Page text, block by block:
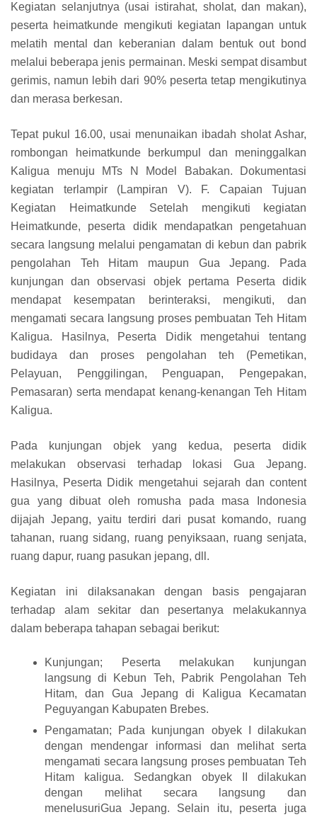
Kegiatan selanjutnya (usai istirahat, sholat, dan makan),
peserta heimatkunde mengikuti kegiatan lapangan untuk
melatih mental dan keberanian dalam bentuk out bond
melalui beberapa jenis permainan. Meski sempat disambut
gerimis, namun lebih dari 90% peserta tetap mengikutinya
dan merasa berkesan.
Tepat pukul 16.00, usai menunaikan ibadah sholat Ashar,
rombongan heimatkunde berkumpul dan meninggalkan
Kaligua menuju MTs N Model Babakan. Dokumentasi
kegiatan terlampir (Lampiran V). F. Capaian Tujuan
Kegiatan Heimatkunde Setelah mengikuti kegiatan
Heimatkunde, peserta didik mendapatkan pengetahuan
secara langsung melalui pengamatan di kebun dan pabrik
pengolahan Teh Hitam maupun Gua Jepang. Pada
kunjungan dan observasi objek pertama Peserta didik
mendapat kesempatan berinteraksi, mengikuti, dan
mengamati secara langsung proses pembuatan Teh Hitam
Kaligua. Hasilnya, Peserta Didik mengetahui tentang
budidaya dan proses pengolahan teh (Pemetikan,
Pelayuan, Penggilingan, Penguapan, Pengepakan,
Pemasaran) serta mendapat kenang-kenangan Teh Hitam
Kaligua.
Pada kunjungan objek yang kedua, peserta didik
melakukan observasi terhadap lokasi Gua Jepang.
Hasilnya, Peserta Didik mengetahui sejarah dan content
gua yang dibuat oleh romusha pada masa Indonesia
dijajah Jepang, yaitu terdiri dari pusat komando, ruang
tahanan, ruang sidang, ruang penyiksaan, ruang senjata,
ruang dapur, ruang pasukan jepang, dll.
Kegiatan ini dilaksanakan dengan basis pengajaran
terhadap alam sekitar dan pesertanya melakukannya
dalam beberapa tahapan sebagai berikut:
Kunjungan; Peserta melakukan kunjungan
langsung di Kebun Teh, Pabrik Pengolahan Teh
Hitam, dan Gua Jepang di Kaligua Kecamatan
Peguyangan Kabupaten Brebes.
Pengamatan; Pada kunjungan obyek I dilakukan
dengan mendengar informasi dan melihat serta
mengamati secara langsung proses pembuatan Teh
Hitam kaligua. Sedangkan obyek II dilakukan
dengan melihat secara langsung dan
menelusuriGua Jepang. Selain itu, peserta juga